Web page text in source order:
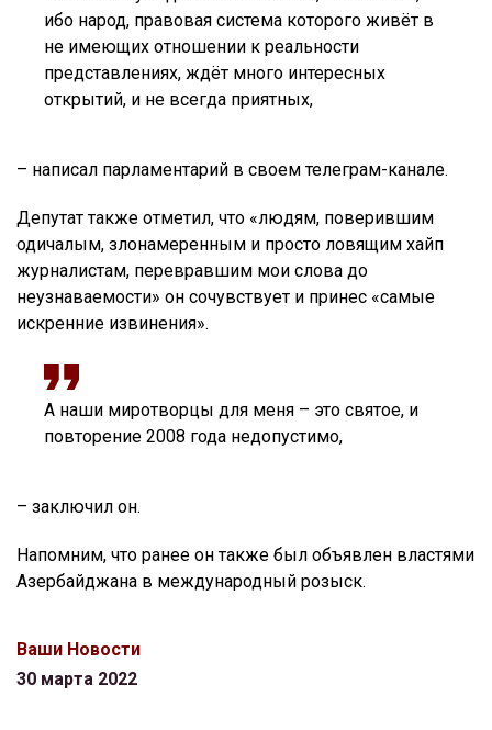
ибо народ, правовая система которого живёт в
не имеющих отношении к реальности
представлениях, ждёт много интересных
открытий, и не всегда приятных,
– написал парламентарий в своем телеграм-канале.
Депутат также отметил, что «людям, поверившим
одичалым, злонамеренным и просто ловящим хайп
журналистам, перевравшим мои слова до
неузнаваемости» он сочувствует и принес «самые
искренние извинения».
А наши миротворцы для меня – это святое, и
повторение 2008 года недопустимо,
– заключил он.
Напомним, что ранее он также был объявлен властями
Азербайджана в международный розыск.
Ваши Новости
30 марта 2022